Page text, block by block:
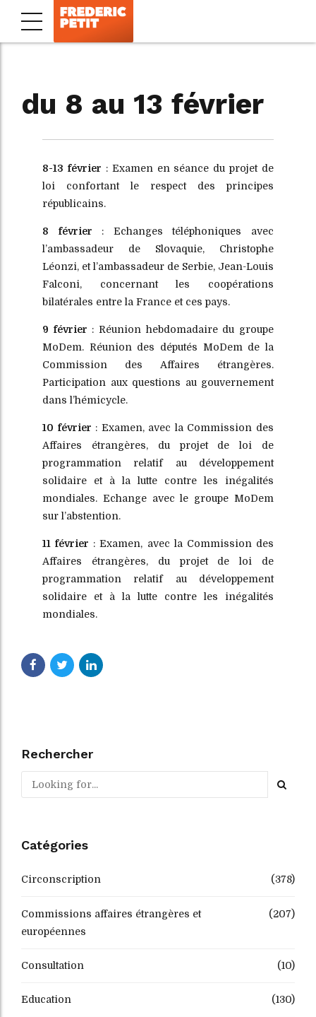
du 8 au 13 février
8-13 février : Examen en séance du projet de
loi confortant le respect des principes
républicains.
8 février : Echanges téléphoniques avec
l’ambassadeur de Slovaquie, Christophe
Léonzi, et l’ambassadeur de Serbie, Jean-Louis
Falconi, concernant les coopérations
bilatérales entre la France et ces pays.
9 février : Réunion hebdomadaire du groupe
MoDem. Réunion des députés MoDem de la
Commission des Affaires étrangères.
Participation aux questions au gouvernement
dans l’hémicycle.
10 février : Examen, avec la Commission des
Affaires étrangères, du projet de loi de
programmation relatif au développement
solidaire et à la lutte contre les inégalités
mondiales. Echange avec le groupe MoDem
sur l’abstention.
11 février : Examen, avec la Commission des
Affaires étrangères, du projet de loi de
programmation relatif au développement
solidaire et à la lutte contre les inégalités
mondiales.
Rechercher
Catégories
Circonscription (378)
Commissions affaires étrangères et
européennes
(207)
Consultation (10)
Education (130)